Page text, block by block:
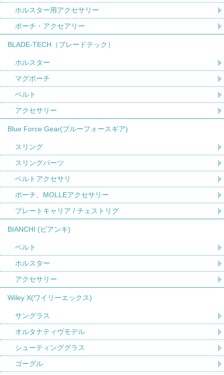
ホルスター用アクセサリー
ポーチ・アクセアリー
BLADE-TECH（ブレードテック）
ホルスター
マグポーチ
ベルト
アクセサリー
Blue Force Gear(ブルーフォースギア)
スリング
スリングパーツ
ベルトアクセサリ
ポーチ、MOLLEアクセサリー
プレートキャリア / チェストリグ
BIANCHI (ビアンキ)
ベルト
ホルスター
アクセサリー
Wiley X(ワイリーエックス)
サングラス
オルタナティヴモデル
シューティンググラス
ゴーグル